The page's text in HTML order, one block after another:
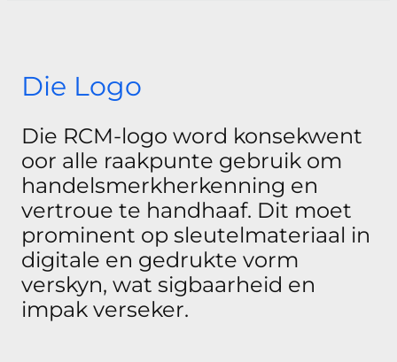
Die Logo
Die RCM-logo word konsekwent
oor alle raakpunte gebruik om
handelsmerkherkenning en
vertroue te handhaaf. Dit moet
prominent op sleutelmateriaal in
digitale en gedrukte vorm
verskyn, wat sigbaarheid en
impak verseker.